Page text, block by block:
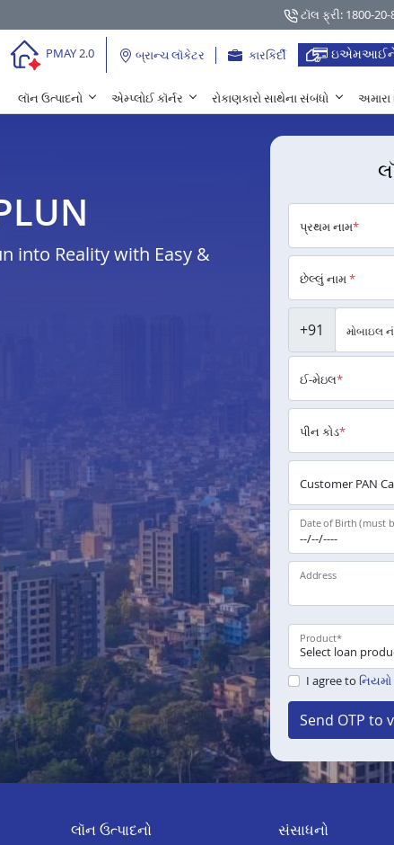
ટૉલ ફ્રી: 1800-
PMAY 2.0 બ્રાન્ચ લૉકેટર કારકિર્દી ઇએમઆઈને
લૉન ઉત્પાદનો એમ્પ્લોઈ કૉર્નર રોકાણકારો સાથેના સંબંધો અમારા
into Reality with Easy &
પ્રથમ નામ*
છેલ્લું નામ*
+91 મોબાઇલ
ઈ-મેઇલ*
પીન કોડ*
Customer PAN
Date of Birth (must
Address
Product*
I agree to
Send OTP to
લૉન ઉત્પાદનો સંસાધનો